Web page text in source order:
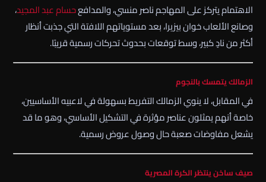
الاهتمام يتركز على المهاجمناصر منسي، والمدافعحسام عبد المجيد،
وصانع الألعابخوان بيزيرا، بعد مستوياتهم اللافتة التي جذبت أنظار
أكثر من نادٍ كبير، وسط توقعات بحدوث تحركات رسمية قريبًا.
الزمالك يتمسك بالنجوم
في المقابل، لا ينوي الزمالك التفريط بسهولة في لاعبيه الأساسيين،
خاصة أنهم يمثلون عناصر مؤثرة في التشكيل الأساسي، وهو ما قد
يشعل مفاوضات صعبة حال وصول عروض رسمية.
صيف ساخن ينتظر الكرة المصرية